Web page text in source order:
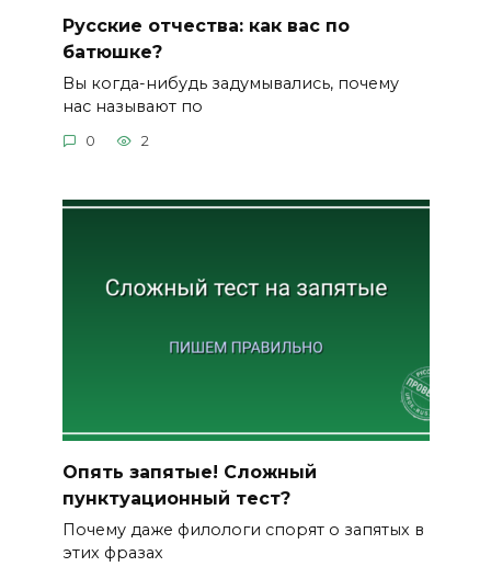
Русские отчества: как вас по
батюшке?
Вы когда-нибудь задумывались, почему
нас называют по
0 2
Опять запятые! Сложный
пунктуационный тест?
Почему даже филологи спорят о запятых в
этих фразах